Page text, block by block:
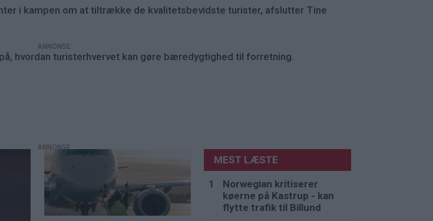
i kampen om at tiltrække de kvalitetsbevidste turister, afslutter Tine
hvordan turisterhvervet kan gøre bæredygtighed til forretning.
MEST LÆSTE
Norwegian kritiserer
køerne på Kastrup - kan
flytte trafik til Billund